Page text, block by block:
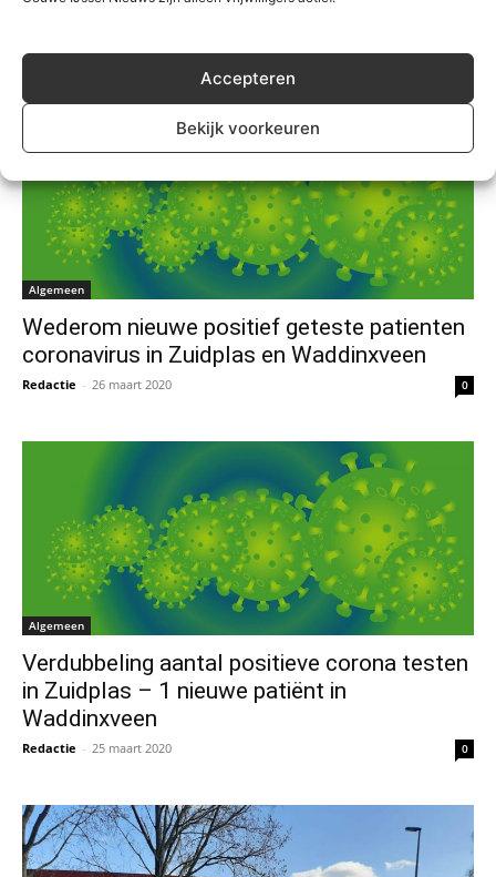
Accepteren
Bekijk voorkeuren
Algemeen
Wederom nieuwe positief geteste patienten
coronavirus in Zuidplas en Waddinxveen
Redactie - 26 maart 2020 0
Algemeen
Verdubbeling aantal positieve corona testen
in Zuidplas – 1 nieuwe patiënt in
Waddinxveen
Redactie - 25 maart 2020 0